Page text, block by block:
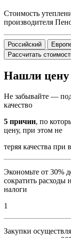
Стоимость
производителя
Российский
Рассчитать
Нашли цену
Не забывайте —
качество
5 причин, по
цену, при этом не
теряя качества
Экономьте от 30%
сократить расходы
налоги
1
Закупки